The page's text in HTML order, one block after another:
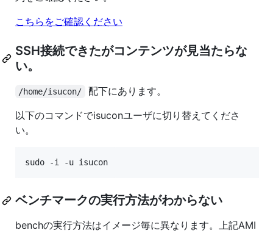
こちらをご確認ください
SSH接続できたがコンテンツが見当たらな
い。
/home/isucon/
配下にあります。
以下のコマンドでisuconユーザに切り替えてくださ
い。
sudo -i -u isucon
ベンチマークの実行方法がわからない
benchの実行方法はイメージ毎に異なります。上記AMI